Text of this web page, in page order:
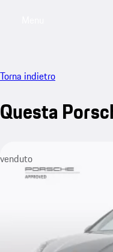
Torna indietro
Questa
venduto